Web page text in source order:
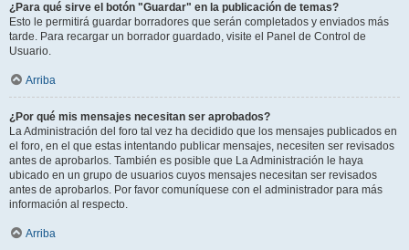
¿Para qué sirve el botón "Guardar" en la publicación de temas?
Esto le permitirá guardar borradores que serán completados y enviados más
tarde. Para recargar un borrador guardado, visite el Panel de Control de
Usuario.
Arriba
¿Por qué mis mensajes necesitan ser aprobados?
La Administración del foro tal vez ha decidido que los mensajes publicados en
el foro, en el que estas intentando publicar mensajes, necesiten ser revisados
antes de aprobarlos. También es posible que La Administración le haya
ubicado en un grupo de usuarios cuyos mensajes necesitan ser revisados
antes de aprobarlos. Por favor comuníquese con el administrador para más
información al respecto.
Arriba